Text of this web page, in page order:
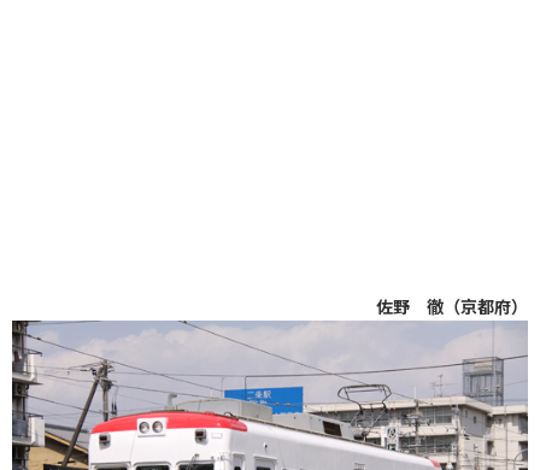
佐野 徹（京都府）